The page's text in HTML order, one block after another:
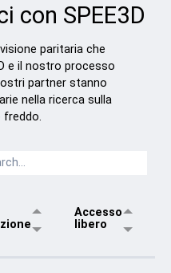
con SPEE3D
paritaria che
e il nostro processo
partner stanno
nella ricerca sulla
freddo.
Accesso
libero